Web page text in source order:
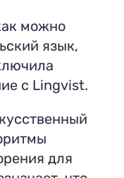
можно
язык,
с Lingvist.
для